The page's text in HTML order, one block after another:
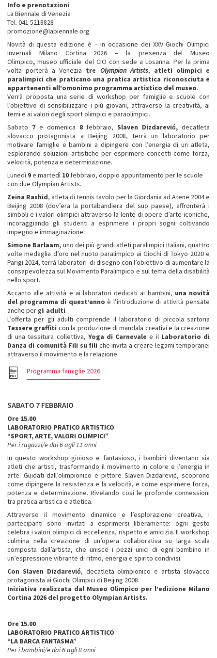
Info e prenotazioni
La Biennale di Venezia
Tel. 041 5218828
promozione@labiennale.org
Novità di questa edizione è – in occasione dei XXV Giochi Olimpici
Invernali Milano Cortina 2026 – la presenza del Museo
Olimpico, museo ufficiale del CIO con sede a Losanna. Per la prima
volta porterà a Venezia tre Olympian Artists, atleti olimpici e
paralimpici che praticano una pratica artistica riconosciuta e
appartenenti all’omonimo programma artistico del museo.
Verrà proposta una serie di workshop per famiglie e scuole con
l’obiettivo di sensibilizzare i più giovani, attraverso la creatività, ai
temi e ai valori degli sport olimpici e paraolimpici.
Sabato 7e domenica 8febbraio,Slaven Dizdarević, decatleta
slovacco protagonista a Beijing 2008, terrà un laboratorio per
motivare famiglie e bambini a dipingere con l’energia di un atleta,
esplorando soluzioni artistiche per esprimere concetti come forza,
velocità, potenza e determinazione.
Lunedì 9e martedì 10 febbraio, doppio appuntamento per le scuole
con due Olympian Artists.
Zeina Rashid, atleta di tennis tavolo per la Giordania ad Atene 2004 e
Beijing 2008 (dov’era la portabandiera del suo paese), affronterà i
simboli e i valori olimpici attraverso la lente di opere d’arte iconiche,
incoraggiando gli studenti a esprimere i propri sogni coltivando
impegno e immaginazione.
Simone Barlaam, uno dei più grandi atleti paralimpici italiani, quattro
volte medaglia d’oro nel nuoto paralimpico ai Giochi di Tokyo 2020 e
Parigi 2024, terrà laboratori di disegno con l’obiettivo di aumentare la
consapevolezza sul Movimento Paralimpico e sul tema della disabilità
nello sport.
Accanto alle attività e ai laboratori dedicati ai bambini, una novità
del programma di quest’anno è l’introduzione di attività pensate
anche per gli adulti.
L’offerta per gli adulti comprende il laboratorio di piccola sartoria
Tessere graffiti con la produzione di mandala creativi e la creazione
di una tessitura collettiva, Yoga di Carnevale e il Laboratorio di
Danza di comunità Fili su fili che invita a creare legami temporanei
attraverso il movimento e la relazione.
Programma famiglie 2026
SABATO 7 FEBBRAIO
Ore 15.00
LABORATORIO PRATICO ARTISTICO
“SPORT, ARTE, VALORI OLIMPICI”
Per i ragazzi/e dai 6 agli 11 anni
In questo workshop gioioso e fantasioso, i bambini diventano sia
atleti che artisti, trasformando il movimento in colore e l’energia in
arte. Guidati dall’olimpionico e pittore Slaven Dizdarević, scoprono
come dipingere la resistenza e la velocità, e come esprimere forza,
potenza e determinazione. Rivelando così le profonde connessioni
tra pratica artistica e atletica.
Attraverso il movimento dinamico e l’esplorazione creativa, i
partecipanti sono invitati a esprimersi liberamente: ogni gesto
celebra i valori olimpici di eccellenza, rispetto e amicizia. Il workshop
culmina nella creazione di un’opera collaborativa su larga scala
composta dall’artista, che unisce i pezzi unici di ogni bambino in
un’espressione vibrante di ritmo, energia e spirito condivisi.
Con Slaven Dizdarević, decatleta olimpionico e artista slovacco
protagonista ai Giochi Olimpici di Beijing 2008.
Iniziativa realizzata dal Museo Olimpico per l’edizione Milano
Cortina 2026 del progetto Olympian Artists.
Ore 15.00
LABORATORIO PRATICO ARTISTICO
“LA BARCA FANTASMA”
Per i bambini/e dai 6 agli 8 anni